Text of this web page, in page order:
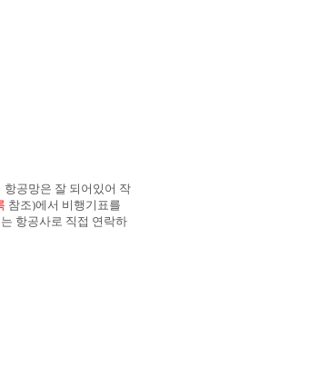
공망은 잘 되어있어 작
참조)에서 비행기표를
항공사로 직접 연락하